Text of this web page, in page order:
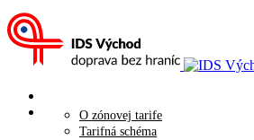
Tarifa IDSO zónovej tarife
Tarifná schéma